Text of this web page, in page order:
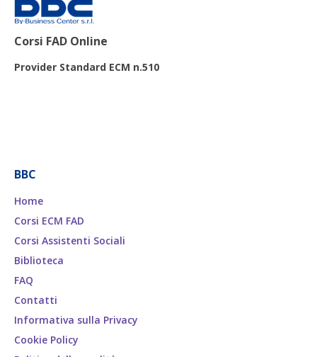
Corsi FAD Online
Provider Standard ECM n.510
BBC
Home
Corsi ECM FAD
Corsi Assistenti Sociali
Biblioteca
FAQ
Contatti
Informativa sulla Privacy
Cookie Policy